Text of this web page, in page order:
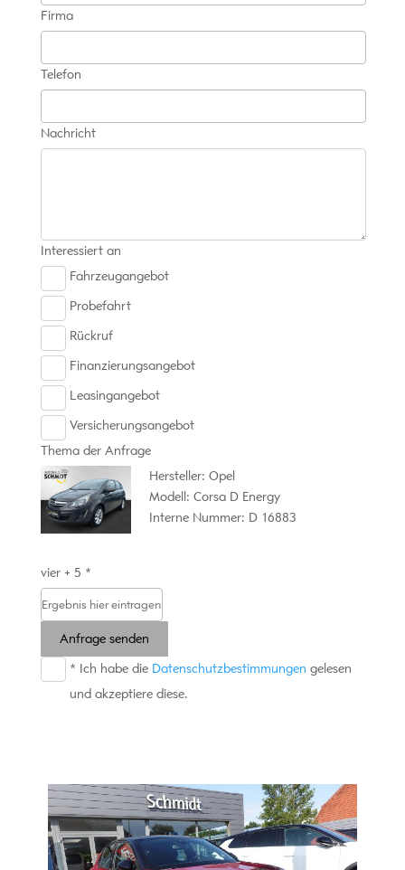
Firma
Telefon
Nachricht
Interessiert an
Fahrzeugangebot
Probefahrt
Rückruf
Finanzierungsangebot
Leasingangebot
Versicherungsangebot
Thema der Anfrage
Hersteller: Opel
Modell: Corsa D Energy
Interne Nummer: D 16883
vier + 5 *
Anfrage senden
* Ich habe die Datenschutzbestimmungen gelesen
und akzeptiere diese.